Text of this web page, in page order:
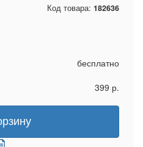
Код товара: 182636
бесплатно
399 р.